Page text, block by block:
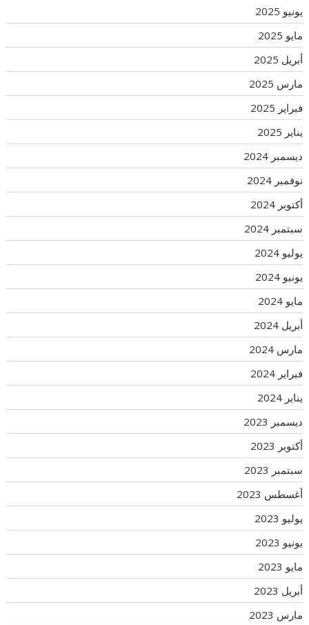
يونيو 2025
مايو 2025
أبريل 2025
مارس 2025
فبراير 2025
يناير 2025
ديسمبر 2024
نوفمبر 2024
أكتوبر 2024
سبتمبر 2024
يوليو 2024
يونيو 2024
مايو 2024
أبريل 2024
مارس 2024
فبراير 2024
يناير 2024
ديسمبر 2023
أكتوبر 2023
سبتمبر 2023
أغسطس 2023
يوليو 2023
يونيو 2023
مايو 2023
أبريل 2023
مارس 2023